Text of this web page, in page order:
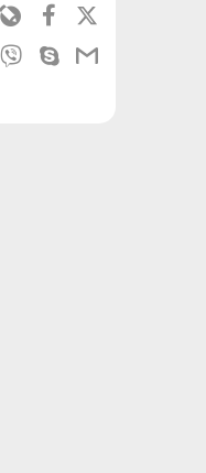
LivejournalFacebook
Viber SkypeGmail